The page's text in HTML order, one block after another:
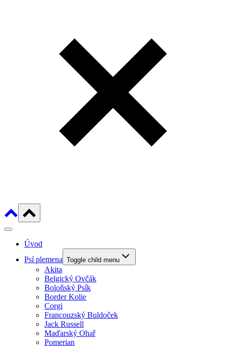
Úvod
Psí plemena Toggle child menu
Akita
Belgický Ovčák
Boloňský Psík
Border Kolie
Corgi
Francouzský Buldoček
Jack Russell
Maďarský Ohař
Pomerian